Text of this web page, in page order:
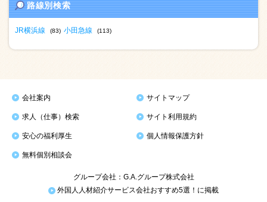
路線別検索
JR横浜線 (83) 小田急線 (113)
会社案内 サイトマップ
求人（仕事）検索 サイト利用規約
安心の福利厚生 個人情報保護方針
無料個別相談会
グループ会社：G.A.グループ株式会社
外国人人材紹介サービス会社おすすめ5選！に掲載